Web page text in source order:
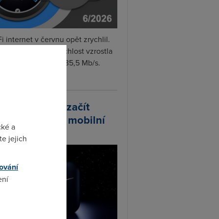
internet v červnu opět zrychlil.
naměřená rychlost vzrostla
o 4 % na 35,5 Mb/s.
plánuje začít
vlastní mobilní
a
jejich